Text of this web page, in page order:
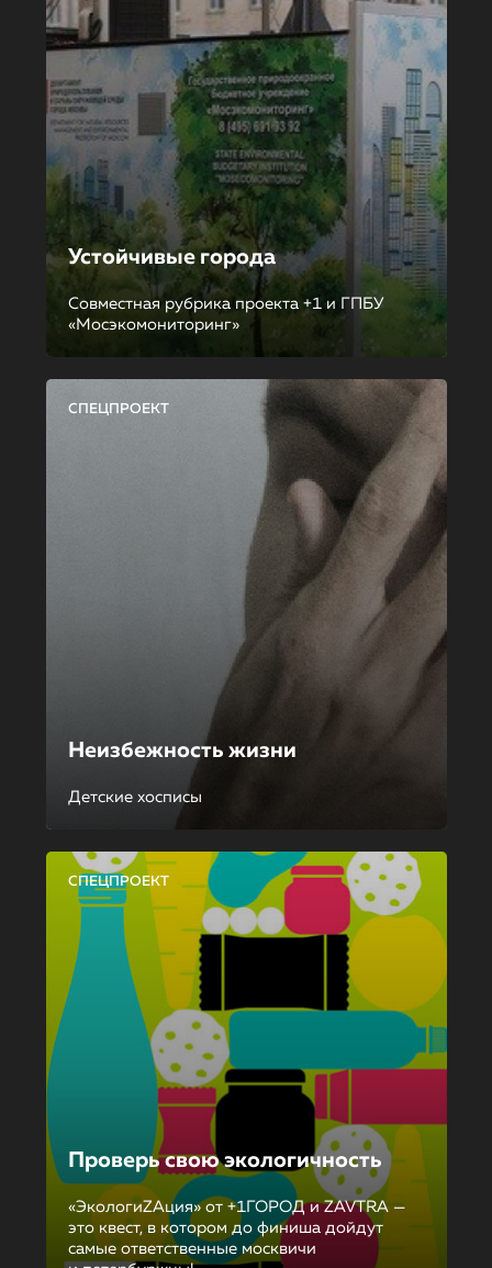
Устойчивые города
Совместная рубрика проекта +1 и ГПБУ
«Мосэкомониторинг»
СПЕЦПРОЕКТ
Неизбежность жизни
Детские хосписы
СПЕЦПРОЕКТ
Проверь свою экологичность
«ЭкологиZAция» от +1ГОРОД и ZAVTRA —
это квест, в котором до финиша дойдут
самые ответственные москвичи